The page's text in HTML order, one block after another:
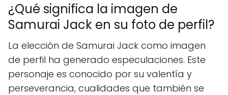
¿Qué significa la imagen de
Samurai Jack en su foto de perfil?
La elección de Samurai Jack como imagen
de perfil ha generado especulaciones. Este
personaje es conocido por su valentía y
perseverancia, cualidades que también se